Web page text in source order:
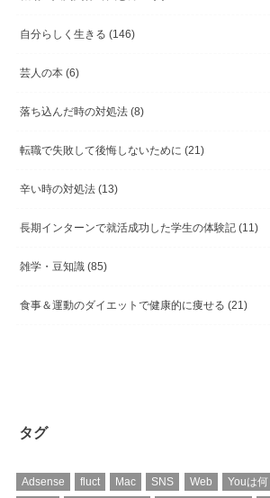
自分らしく生きる (146)
芸人の本 (6)
落ち込んだ時の対処法 (8)
転職で失敗して後悔しないために (21)
辛い時の対処法 (13)
長期インターンで就活成功した学生の体験記 (11)
雑学・豆知識 (85)
食事＆運動のダイエットで健康的に痩せる (21)
タグ
Adsense fluct Mac SNS Web Youは何